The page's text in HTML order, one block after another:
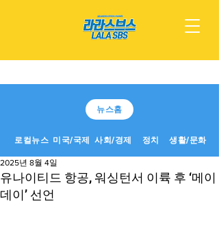
뉴스홈
로컬뉴스 미국/국제 사회/경제 정치 생활/문화
유나이티드 항공, 워싱턴서 이륙 후 ‘메이
데이’ 선언
2025년 8월 4일